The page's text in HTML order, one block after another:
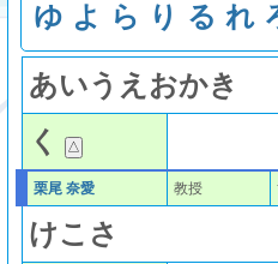
ゆ よ ら り る れ
あいう え おかき
く
栗尾 奈愛 教授
けこ さ